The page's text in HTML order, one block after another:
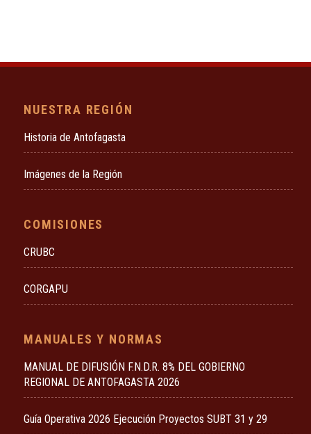
NUESTRA REGIÓN
Historia de Antofagasta
Imágenes de la Región
COMISIONES
CRUBC
CORGAPU
MANUALES Y NORMAS
MANUAL DE DIFUSIÓN F.N.D.R. 8% DEL GOBIERNO
REGIONAL DE ANTOFAGASTA 2026
Guía Operativa 2026 Ejecución Proyectos SUBT 31 y 29